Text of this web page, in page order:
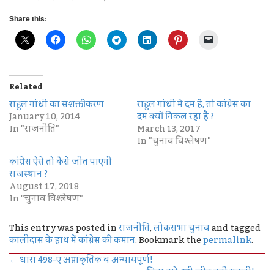
Share this:
Related
राहुल गांधी का सशक्तीकरण
January 10, 2014
In "राजनीति"
राहुल गांधी में दम है, तो कांग्रेस का
दम क्यों निकल रहा है ?
March 13, 2017
In "चुनाव विश्लेषण"
कांग्रेस ऐसे तो कैसे जीत पाएगी
राजस्थान ?
August 17, 2018
In "चुनाव विश्लेषण"
This entry was posted inराजनीति,लोकसभा चुनावand tagged
कालीदास के हाथ में कांग्रेस की कमान. Bookmark thepermalink.
←धारा 498-ए अप्राकृतिक व अन्यायपूर्ण!